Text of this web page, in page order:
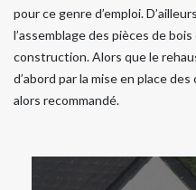
pour ce genre d’emploi.
l’assemblage des pièces de
construction. Alors que le
d’abord par la mise en place
alors recommandé.